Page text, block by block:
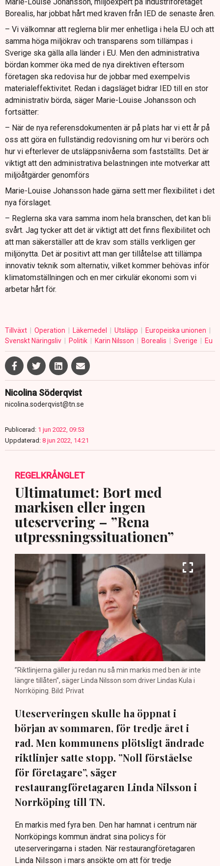
Borealis, har jobbat hårt med kraven från IED de senaste åren.
– Vi välkomnar att reglerna blir mer enhetliga i hela EU och att
samma höga miljökrav och transparens som tillämpas i
Sverige ska gälla alla länder i EU. Men den administrativa
bördan kommer öka med de nya direktiven eftersom
företagen ska redovisa hur de jobbar med exempelvis
materialeffektivitet. Redan i dagsläget bidrar IED till en stor
administrativ börda, säger Marie-Louise Johansson och
fortsätter:
– När de nya referensdokumenten är på plats har vi ett år på
oss att göra en fullständig redovisning om hur vi berörs och
hur vi efterlever de utsläppsnivåerna som fastställts. Det är
viktigt att den administrativa belastningen inte motverkar att
miljöåtgärder genomförs
Marie-Louise Johansson hade gärna sett mer flexibilitet i det
nya förslaget.
– Reglerna ska vara samma inom hela branschen, det kan bli
svårt. Jag tycker att det är viktigt att det finns flexibilitet och
att man säkerställer att de krav som ställs verkligen ger
miljönytta. Det är positivt att man ger tillåtelse att tillämpa
innovativ teknik som alternativ, vilket kommer behövas inför
klimatomställningen och en mer cirkulär ekonomi som vi
arbetar hårt för.
Tillväxt Operation Läkemedel Utsläpp
Europeiska unionen
Svenskt Näringsliv
Politik Karin Nilsson Borealis Sverige Eu
Nicolina Söderqvist
nicolina.soderqvist@tn.se
Publicerad: 1 jun 2022, 09:53
Uppdaterad: 8 jun 2022, 14:21
REGELKRÅNGLET
Ultimatumet: Bort med
markisen eller ingen
uteservering – ”Rena
utpressningssituationen”
”Riktlinjerna gäller ju redan nu så min markis med ben är inte
längre tillåten”, säger Linda Nilsson som driver Lindas Kula i
Norrköping. Bild: Privat
Uteserveringen skulle ha öppnat i
början av sommaren, för tredje året i
rad. Men kommunens plötsligt ändrade
riktlinjer satte stopp. ”Noll förståelse
för företagare”, säger
restaurangföretagaren Linda Nilsson i
Norrköping till TN.
En markis med fyra ben. Den har hamnat i centrum när
Norrköpings kommun ändrat sina policys för
uteserveringarna i staden. När restaurangföretagaren
Linda Nilsson i mars ansökte om att för tredje